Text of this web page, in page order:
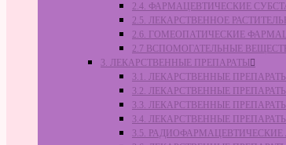
2.4. ФАРМАЦЕВТИЧЕСКИЕ
2.5. ЛЕКАРСТВЕННОЕ
2.6. ГОМЕОПАТИЧЕСКИЕ
2.7 ВСПОМОГАТЕЛЬНЫЕ
3. ЛЕКАРСТВЕННЫЕ ПРЕПАРАТЫ
3.1. ЛЕКАРСТВЕННЫЕ
3.2. ЛЕКАРСТВЕННЫЕ
3.3. ЛЕКАРСТВЕННЫЕ
3.4. ЛЕКАРСТВЕННЫЕ
3.5.